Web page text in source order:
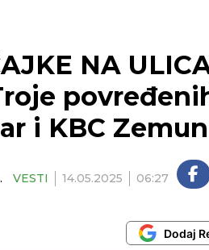
NA
i KBC Zemun
VESTI 14.05.2025 06:27
Dodaj